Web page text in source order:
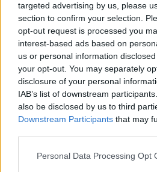
targeted advertising by us, please
section to confirm your selection.
opt-out request is processed you
interest-based ads based on
us or personal information
your opt-out. You may separately
disclosure of your personal
IAB’s list of downstream
also be disclosed by us to third
Downstream Participants that may
Please note that this website/app
Personal Data Processing Opt
Πιπέρι
Τυρί πεκορίνο
Εκτέλεση:
Βράζουμε σε μια κατσαρόλα
προσθέτουμε το αλάτι.
λιγότερο από ότι αναγράφεται